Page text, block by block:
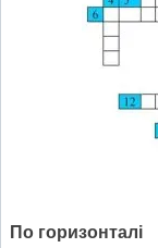
По горизонталі